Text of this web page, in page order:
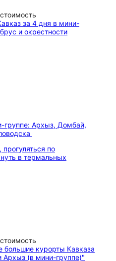
группе: Архыз, Домбай,
по
в термальных